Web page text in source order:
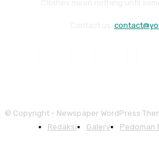
© Copyright - Newspaper WordPress
Redaksi
Galery Pedoman